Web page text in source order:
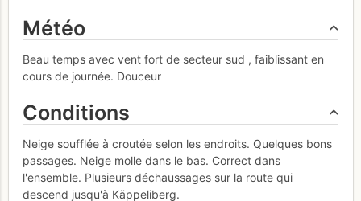
Météo
Beau temps avec vent fort de secteur sud , faiblissant en
cours de journée. Douceur
Conditions
Neige soufflée à croutée selon les endroits. Quelques bons
passages. Neige molle dans le bas. Correct dans
l'ensemble. Plusieurs déchaussages sur la route qui
descend jusqu'à Käppeliberg.